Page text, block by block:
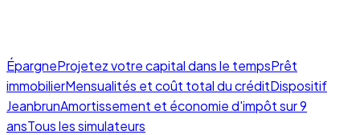
ÉpargneProjetez votre capital dans le tempsPrêt
immobilierMensualités et coût total du créditDispositif
JeanbrunAmortissement et économie d'impôt sur 9
ansTous les simulateurs